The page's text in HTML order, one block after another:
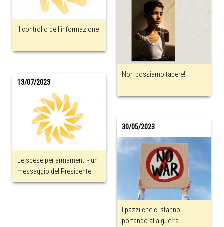
Il controllo dell‘informazione
Non possiamo tacere!
13/07/2023
Le spese per armamenti - un
messaggio del Presidente
30/05/2023
I pazzi che ci stanno
portando alla guerra